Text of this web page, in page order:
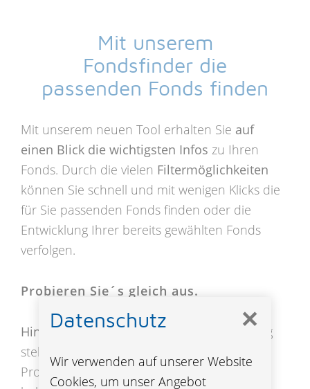
Mit unserem
Fondsfinder die
passenden Fonds finden
Mit unserem neuen Tool erhalten Sie auf
einen Blick die wichtigsten Infos zu Ihren
Fonds. Durch die vielen Filtermöglichkeiten
können Sie schnell und mit wenigen Klicks die
für Sie passenden Fonds finden oder die
Entwicklung Ihrer bereits gewählten Fonds
verfolgen.
Probieren Sie´s gleich aus.
Hinweis:Welche Fonds Ihnen zur Verfügung
stehen, hängt davon ab, welches Fonds-
Produkt Sie ausgewählt haben. Beispiel: Sie
✕
Datenschutz
Wir verwenden auf unserer Website
Cookies, um unser Angebot